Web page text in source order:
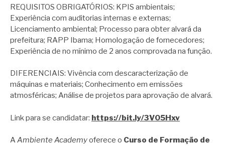
REQUISITOS OBRIGATÓRIOS: KPIS ambientais;
Experiência com auditorias internas e externas;
Licenciamento ambiental; Processo para obter alvará da
prefeitura; RAPP Ibama; Homologação de fornecedores;
Experiência de no mínimo de 2 anos comprovada na função.
DIFERENCIAIS: Vivência com descaracterização de
máquinas e materiais; Conhecimento em emissões
atmosféricas; Análise de projetos para aprovação de alvará.
Link para se candidatar: https://bit.ly/3V05Hxv
AAmbiente Academyoferece o Curso de Formação de